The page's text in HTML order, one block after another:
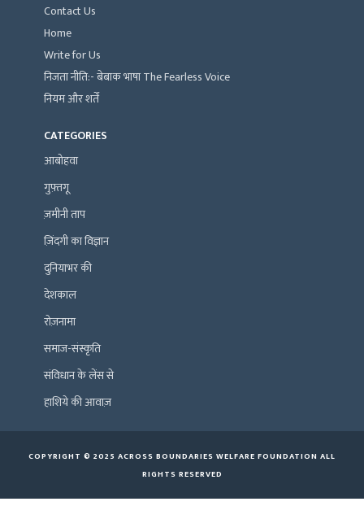
Contact Us
Home
Write for Us
निजता नीति:- बेबाक भाषा The Fearless Voice
नियम और शर्तें
CATEGORIES
आबोहवा
गुफ़्तगू
ज़मीनी ताप
ज़िंदगी का विज्ञान
दुनियाभर की
देशकाल
रोज़नामा
समाज-संस्कृति
संविधान के लेंस से
हाशिये की आवाज़
COPYRIGHT © 2025 ACROSS BOUNDARIES WELFARE FOUNDATION ALL
RIGHTS RESERVED